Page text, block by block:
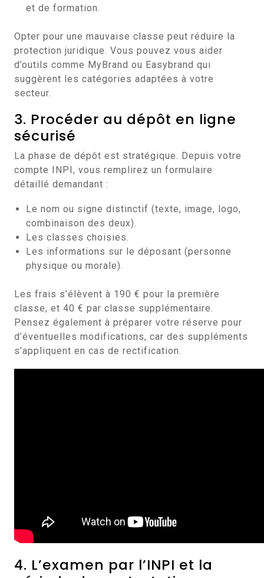
et de formation.
Opter pour une mauvaise classe peut réduire la
protection juridique. Vous pouvez vous aider
d’outils comme MyBrand ou Easybrand qui
suggèrent les catégories adaptées à votre
secteur.
3. Procéder au dépôt en ligne
sécurisé
La phase de dépôt est stratégique. Depuis votre
compte INPI, vous remplirez un formulaire
détaillé demandant :
Le nom ou signe distinctif (texte, image, logo,
combinaison des deux).
Les classes choisies.
Les informations sur le déposant (personne
physique ou morale).
Les frais s’élèvent à 190 € pour la première
classe, et 40 € par classe supplémentaire.
Pensez également à préparer votre réserve pour
d’éventuelles modifications, car des suppléments
s’appliquent en cas de rectification.
4. L’examen par l’INPI et la